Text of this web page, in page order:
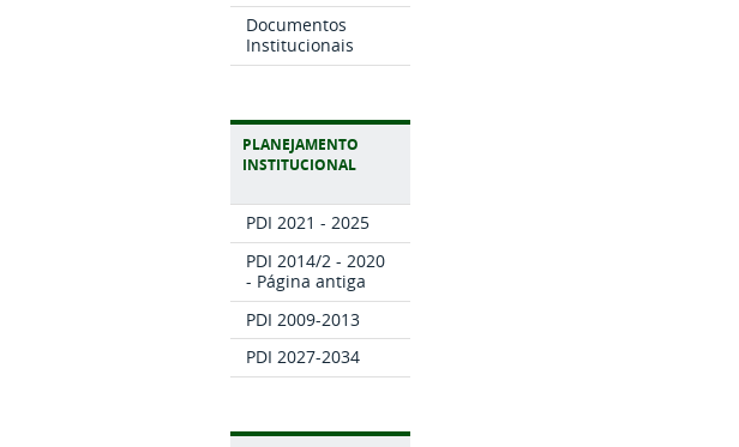
Documentos
Institucionais
PLANEJAMENTO
INSTITUCIONAL
PDI 2021 - 2025
PDI 2014/2 - 2020
- Página antiga
PDI 2009-2013
PDI 2027-2034